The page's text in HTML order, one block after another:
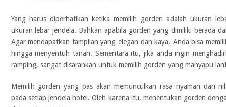
Yang harus diperhatikan ketika memilih gorden adalah ukuran
ukuran lebar jendela. Bahkan apabila gorden yang dimiliki berada
Agar mendapatkan tampilan yang elegan dan kaya, Anda bisa
hingga menyentuh tanah. Sementara itu, jika anda ingin
ramping, sangat disarankan untuk memilih gorden yang manyapu
Memilih gorden yang pas akan memunculkan rasa nyaman dan
pada setiap jendela hotel. Oleh karena itu, menentukan gorden